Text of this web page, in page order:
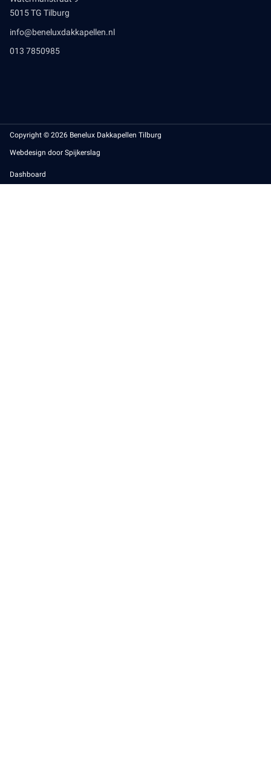
5015 TG Tilburg
info@beneluxdakkapellen.nl
013 7850985
Copyright © 2026 Benelux Dakkapellen Tilburg
Webdesign door Spijkerslag
Dashboard